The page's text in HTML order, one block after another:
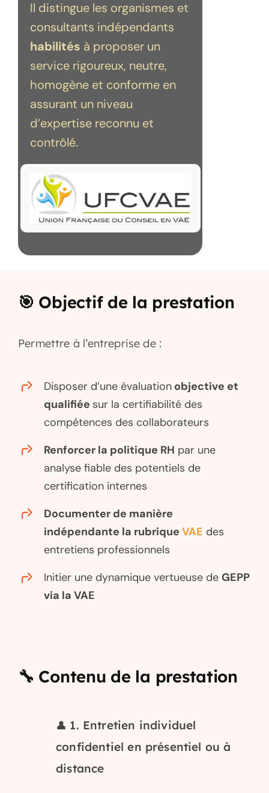
Il distingue les organismes et
consultants indépendants
habilités à proposer un
service rigoureux, neutre,
homogène et conforme en
assurant un niveau
d’expertise reconnu et
contrôlé.
🎯 Objectif de la prestation
Permettre à l’entreprise de :
Disposer d’une évaluation objective et
qualifiée sur la certifiabilité des
compétences des collaborateurs
Renforcer la politique RH par une
analyse fiable des potentiels de
certification internes
Documenter de manière
indépendante la rubriqueVAE des
entretiens professionnels
Initier une dynamique vertueuse deGEPP
via la VAE
🔧 Contenu de la prestation
👤 1. Entretien individuel
confidentiel en présentiel ou à
distance